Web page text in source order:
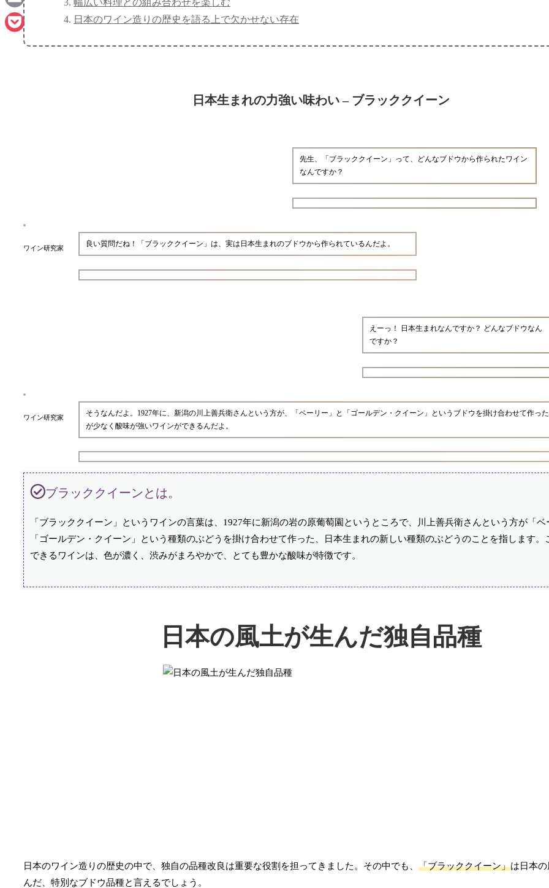
日本のワイン造りの歴史を語る上で欠かせない存在
日本生まれの力強い味わい – ブラッククイーン
先生、「ブラッククイーン」って、どんなブドウから作られたワイン
なんですか？
ワイン研究家 良い質問だね！「ブラッククイーン」は、実は日本生まれのブドウから作られているんだよ。
えーっ！ 日本生まれなんですか？ どんなブドウなん
ですか？
ワイン研究家
そうなんだよ。1927年に、新潟の川上善兵衛さんという方が、「ベーリー」と「ゴールデン・クイーン」というブドウを掛け合わせて作っ
が少なく酸味が強いワインができるんだよ。
ブラッククイーンとは。
「ブラッククイーン」というワインの言葉は、1927年に新潟の岩の原葡萄園というところで、川上善兵衛さんという方が「ベ
「ゴールデン・クイーン」という種類のぶどうを掛け合わせて作った、日本生まれの新しい種類のぶどうのことを指します。
できるワインは、色が濃く、渋みがまろやかで、とても豊かな酸味が特徴です。
日本の風土が生んだ独自品種
日本のワイン造りの歴史の中で、独自の品種改良は重要な役割を担ってきました。その中でも、 「ブラッククイーン」は日本
んだ、特別なブドウ品種と言えるでしょう。
Email
Pocket